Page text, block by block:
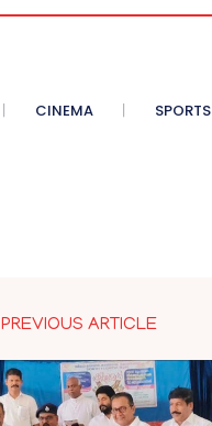
CINEMA SPORTS
PREVIOUS ARTICLE